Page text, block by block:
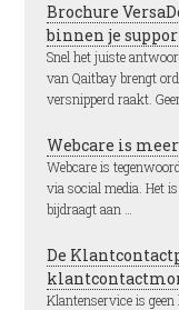
Brochure
binnen je
Snel het juiste
van Qaitbay brengt
versnipperd raakt.
Webcare is
Webcare is
via social media. Het
bijdraagt aan …
De
Klantenservice is geen